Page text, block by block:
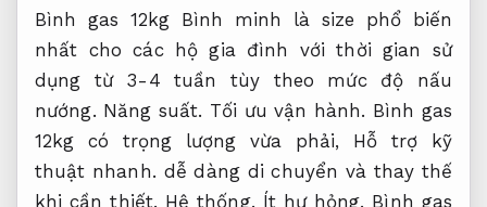
Bình gas 12kg Bình minh là size phổ biến
nhất cho các hộ gia đình với thời gian sử
dụng từ 3-4 tuần tùy theo mức độ nấu
nướng. Năng suất. Tối ưu vận hành. Bình gas
12kg có trọng lượng vừa phải, Hỗ trợ kỹ
thuật nhanh. dễ dàng di chuyển và thay thế
khi cần thiết. Hệ thống. Ít hư hỏng. Bình gas